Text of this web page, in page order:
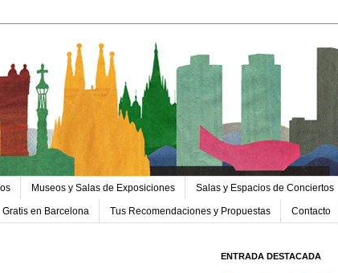
Museos y Salas de Exposiciones Salas y Espacios de Conciertos
Gratis en Barcelona Tus Recomendaciones y Propuestas Contacto
ENTRADA DESTACADA